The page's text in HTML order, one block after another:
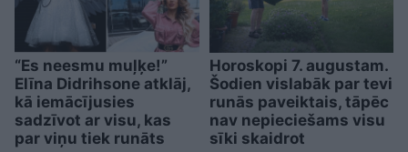
“Es neesmu muļķe!”
Elīna Didrihsone atklāj,
kā iemācījusies
sadzīvot ar visu, kas
par viņu tiek runāts
Horoskopi 7. augustam.
Šodien vislabāk par tevi
runās paveiktais, tāpēc
nav nepieciešams visu
sīki skaidrot